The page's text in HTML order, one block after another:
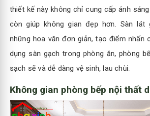
thiết kế này không chỉ cung cấp ánh
còn giúp không gian đẹp hơn. Sàn lát
những hoa văn đơn giản, tạo điểm nhấn
dụng sàn gạch trong phòng ăn, phòng
sạch sẽ và dễ dàng vệ sinh, lau chùi.
Không gian phòng bếp nội thất